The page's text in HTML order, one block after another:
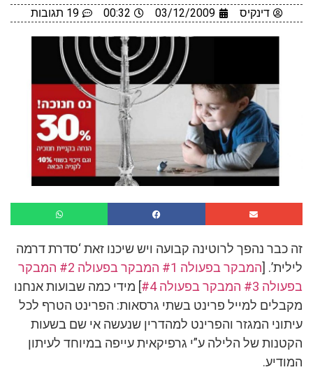
דינקיס 03/12/2009
00:32 19 תגובות
זה כבר נהפך לרוטינה קבועה ויש שיכנו זאת ‘סדרת דרמה
לילית’. [המבקר בפעולה #1 המבקר בפעולה #2
המבקר
בפעולה #3
המבקר בפעולה #4
] מידי כמה שבועות אנחנו
מקבלים למייל פרינט בשתי גרסאות: הפרינט הטרף לכל
עיתוני המגזר והפרינט למהדרין שנעשה אי שם בשעות
הקטנות של הלילה ע”י גרפיקאית עייפה במיוחד לעיתון
המודיע.